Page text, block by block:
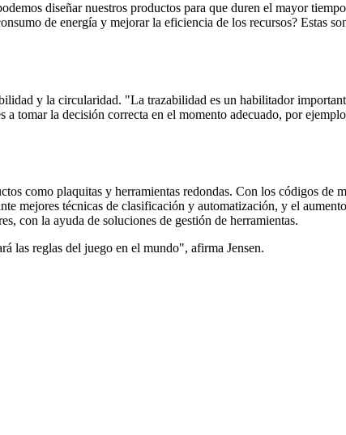
diseñar nuestros productos para que duren el mayor
de energía y mejorar la eficiencia de los recursos? Estas
y la circularidad. "La trazabilidad es un habilitador
tomar la decisión correcta en el momento adecuado, por
como plaquitas y herramientas redondas. Con los códigos de
mejores técnicas de clasificación y automatización, y el
con la ayuda de soluciones de gestión de herramientas.
las reglas del juego en el mundo", afirma Jensen.